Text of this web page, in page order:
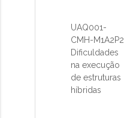
UAQ001-
CMH-M1A2P2
Dificuldades
na execução
de estruturas
híbridas